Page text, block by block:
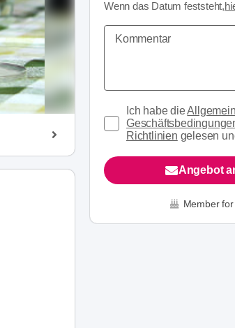
Wenn das Datum feststeht,
Ich habe die
Richtlinien gelesen
Angebot
Member